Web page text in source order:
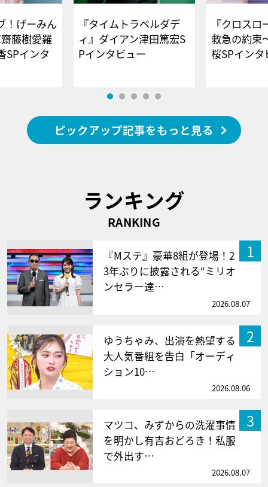
！げーみん
藤樹愛羅
SPインタ
『タイムトラベルダデ
ィ』ダイアン津田篤宏S
Pインタビュー
『クロス
救急の約束
桜SPイ
ピックアップ記事をもっと見る
ランキング
RANKING
1
『Mステ』豪華8組が登場！2
3年ぶりに披露される“ミリオ
ンセラー達…
2026.08.07
2
ゆうちゃみ、出演を熱望する
大人気番組を告白「オーディ
ション10…
2026.08.06
3
マツコ、みずからの洗濯事情
を明かし有吉おどろき！私服
で外出す…
2026.08.07